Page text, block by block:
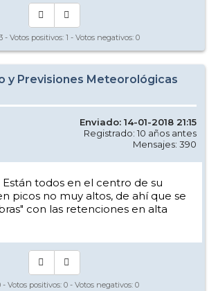
- Votos positivos: 1 - Votos negativos: 0
y Previsiones Meteorológicas
Enviado: 14-01-2018 21:15
Registrado: 10 años antes
Mensajes: 390
Están todos en el centro de su
picos no muy altos, de ahí que se
con las retenciones en alta
- Votos positivos: 0 - Votos negativos: 0